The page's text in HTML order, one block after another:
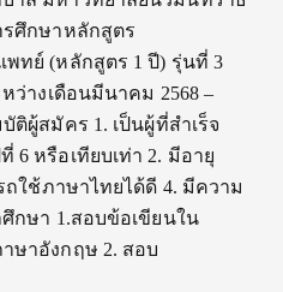
รศึกษาหลักสูตร
ทย์ (หลักสูตร 1 ปี) รุ่นที่ 3
ว่างเดือนมีนาคม 2568 –
ติผู้สมัคร 1. เป็นผู้ที่สำเร็จ
หรือเทียบเท่า 2. มีอายุ
ใช้ภาษาไทยได้ดี 4. มีความ
กษา 1.สอบข้อเขียนใน
ษาอังกฤษ 2. สอบ